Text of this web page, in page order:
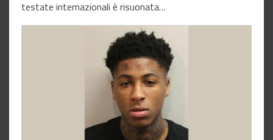
testate internazionali è risuonata…